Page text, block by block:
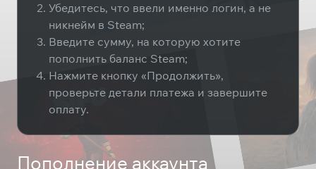
Убедитесь, что ввели именно логин, а не
никнейм в Steam;
Введите сумму, на которую хотите
пополнить баланс Steam;
Нажмите кнопку «Продолжить»,
проверьте детали платежа и завершите
оплату.
Пополнение аккаунта